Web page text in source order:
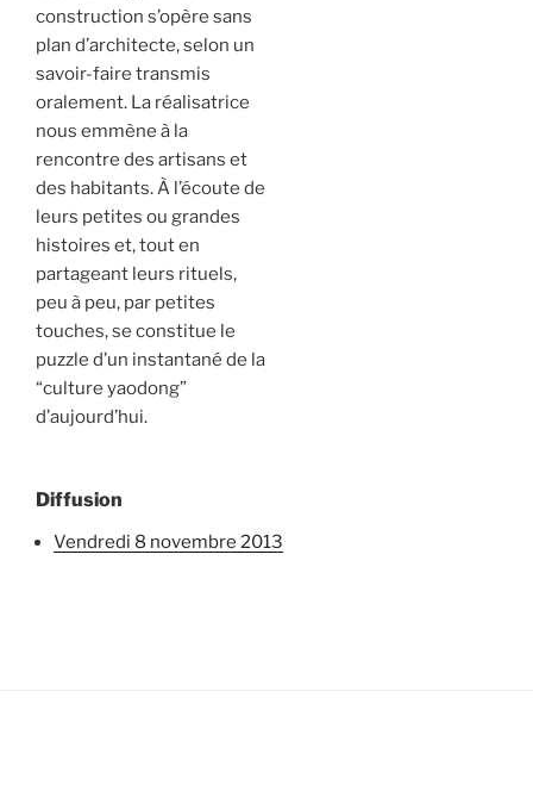
construction s’opère sans
plan d’architecte, selon un
savoir-faire transmis
oralement. La réalisatrice
nous emmène à la
rencontre des artisans et
des habitants. À l’écoute de
leurs petites ou grandes
histoires et, tout en
partageant leurs rituels,
peu à peu, par petites
touches, se constitue le
puzzle d’un instantané de la
“culture yaodong”
d’aujourd’hui.
Diffusion
vendredi 8 novembre 2013